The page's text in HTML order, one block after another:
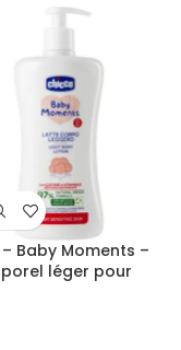
Baby Moments –
léger pour